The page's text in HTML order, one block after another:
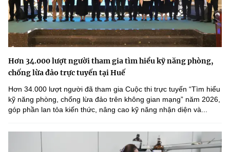
Hơn 34.000 lượt người tham gia tìm hiểu kỹ năng phòng,
chống lừa đảo trực tuyến tại Huế
Hơn 34.000 lượt người đã tham gia Cuộc thi trực tuyến “Tìm hiểu
kỹ năng phòng, chống lừa đảo trên không gian mạng” năm 2026,
góp phần lan tỏa kiến thức, nâng cao kỹ năng nhận diện và...